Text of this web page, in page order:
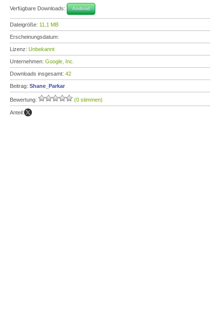
Verfügbare Downloads: Android
Dateigröße: 11,1 MB
Erscheinungsdatum:
Lizenz: Unbekannt
Unternehmen: Google, Inc.
Downloads insgesamt: 42
Beitrag: Shane_Parkar
Bewertung: (0 stimmen)
Anteil: